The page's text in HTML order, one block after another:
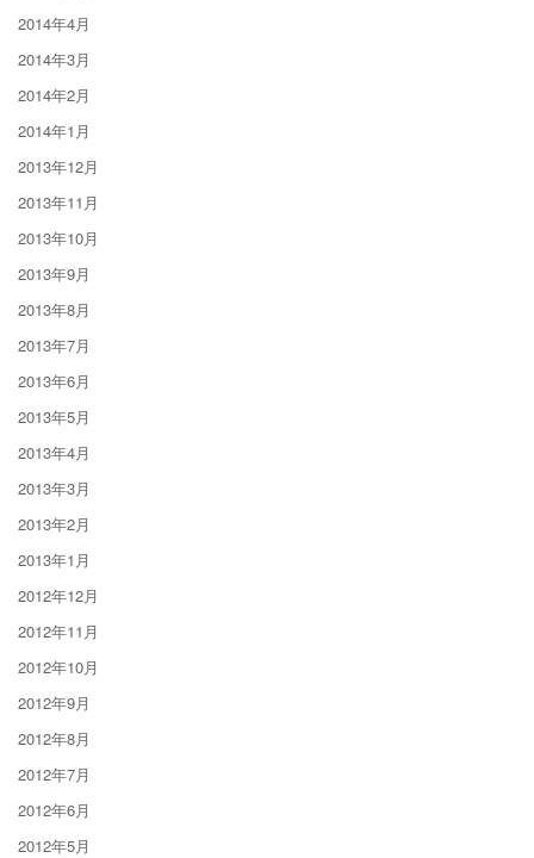
2014年4月
2014年3月
2014年2月
2014年1月
2013年12月
2013年11月
2013年10月
2013年9月
2013年8月
2013年7月
2013年6月
2013年5月
2013年4月
2013年3月
2013年2月
2013年1月
2012年12月
2012年11月
2012年10月
2012年9月
2012年8月
2012年7月
2012年6月
2012年5月